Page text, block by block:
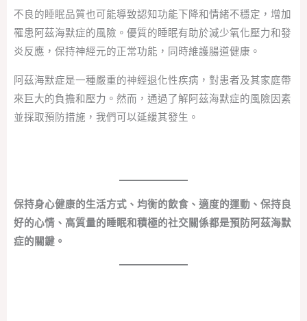
不良的睡眠品質也可能導致認知功能下降和情緒不穩定，增加
罹患阿茲海默症的風險。優質的睡眠有助於減少氧化壓力和發
炎反應，保持神經元的正常功能，同時維護腸道健康。
阿茲海默症是一種嚴重的神經退化性疾病，對患者及其家庭帶
來巨大的負擔和壓力。然而，通過了解阿茲海默症的風險因素
並採取預防措施，我們可以延緩其發生。
保持身心健康的生活方式、均衡的飲食、適度的運動、保持良
好的心情、高質量的睡眠和積極的社交關係都是預防阿茲海默
症的關鍵。